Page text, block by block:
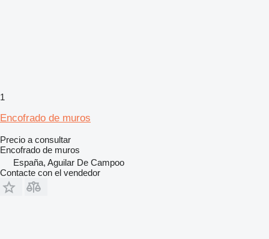
1
Encofrado de muros
Precio a consultar
Encofrado de muros
España, Aguilar De Campoo
Contacte con el vendedor